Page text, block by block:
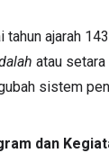
tahun ajarah
atau
sistem
dan